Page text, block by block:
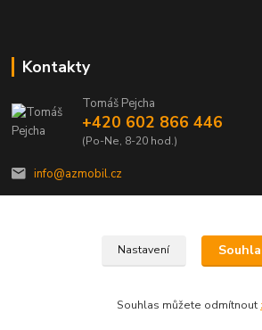
Kontakty
Tomáš Pejcha
+420 602 866 446
(Po-Ne, 8-20 hod.)
info@azmobil.cz
Veškeré texty a popisy vytvořil Tomáš Pejcha -
Nastavení
Souhlas můžete odmítnout